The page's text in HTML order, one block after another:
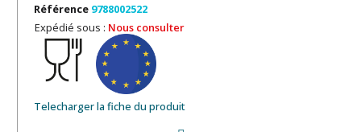
Référence 9788002522
Expédié sous : Nous consulter
Telecharger la fiche du produit